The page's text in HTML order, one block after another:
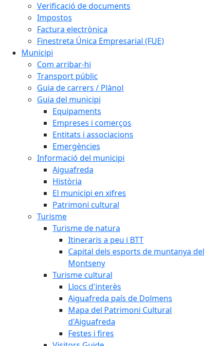
Verificació de documents
Impostos
Factura electrònica
Finestreta Única Empresarial (FUE)
Municipi
Com arribar-hi
Transport públic
Guia de carrers / Plànol
Guia del municipi
Equipaments
Empreses i comerços
Entitats i associacions
Emergències
Informació del municipi
Aiguafreda
Història
El municipi en xifres
Patrimoni cultural
Turisme
Turisme de natura
Itineraris a peu i BTT
Capital dels esports de muntanya del
Montseny
Turisme cultural
Llocs d'interès
Aiguafreda país de Dolmens
Mapa del Patrimoni Cultural
d'Aiguafreda
Festes i fires